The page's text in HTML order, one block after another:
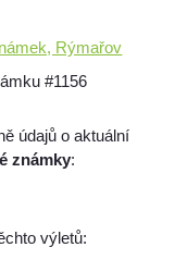
Rýmařov
#1156
údajů o aktuální
známky:
výletů: